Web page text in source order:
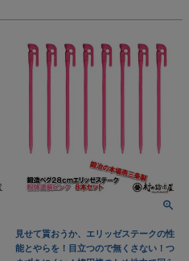
見せて貰おうか、エリッゼステークの性
能とやらを！目立つので無くさない！つ